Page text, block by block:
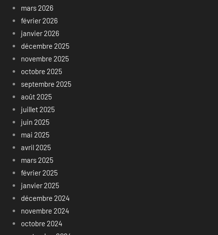
mars 2026
février 2026
janvier 2026
décembre 2025
novembre 2025
octobre 2025
septembre 2025
août 2025
juillet 2025
juin 2025
mai 2025
avril 2025
mars 2025
février 2025
janvier 2025
décembre 2024
novembre 2024
octobre 2024